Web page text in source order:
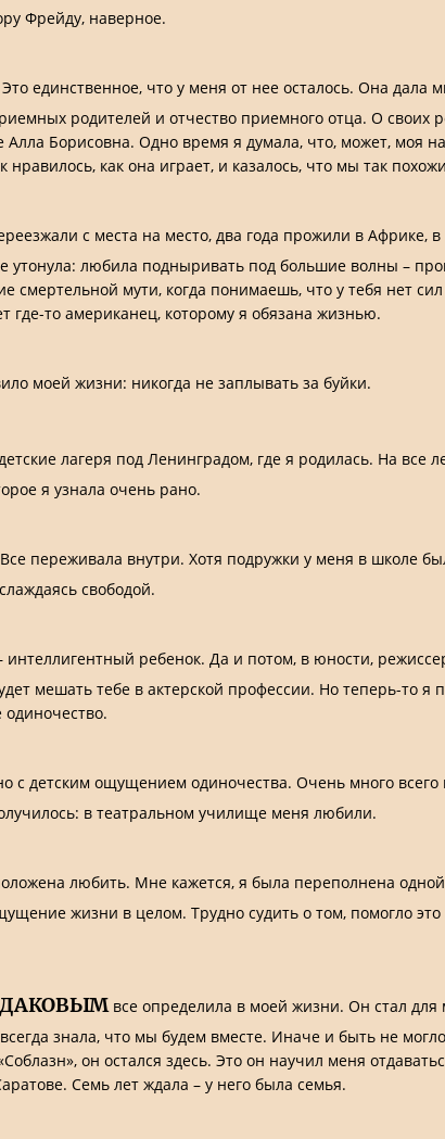
Фрейду, наверное.
Это единственное, что у меня от нее осталось. Она дала
родителей и отчество приемного отца. О своих
Борисовна. Одно время я думала, что, может, моя
как она играет, и казалось, что мы так
с места на место, два года прожили в Африке,
утонула: любила подныривать под большие волны –
мути, когда понимаешь, что у тебя нет
то американец, которому я обязана жизнью.
моей жизни: никогда не заплывать за буйки.
лагеря под Ленинградом, где я родилась. На все
я узнала очень рано.
Все переживала внутри. Хотя подружки у меня в школе
свободой.
интеллигентный ребенок. Да и потом, в юности,
мешать тебе в актерской профессии. Но теперь-то я
с детским ощущением одиночества. Очень много всего
в театральном училище меня любили.
любить. Мне кажется, я была переполнена
жизни в целом. Трудно судить о том, помогло
все определила в моей жизни. Он стал
знала, что мы будем вместе. Иначе и быть не
он остался здесь. Это он научил меня
Семь лет ждала – у него была семья.